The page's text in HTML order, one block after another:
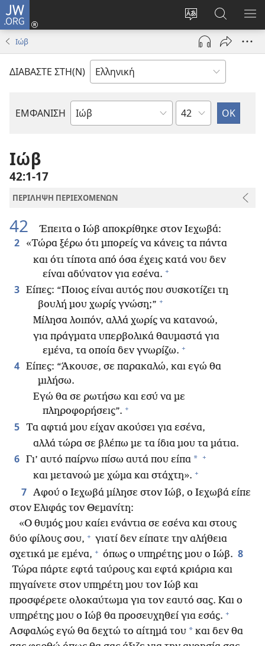
JW.ORG
Αλλαγή
γλώσσας
ιστότοπου
Σύνδεση
(ανοίγει
παράθυρο)
στο
JW.ORG
Ιώβ
ΔΙΑΒΑΣΤΕ ΣΤΗ(Ν)
ΕΜΦΑΝΙΣΗ
Βιβλίο
Κεφάλαιο
Ιώβ
42:1-17
ΠΕΡΙΛΗΨΗ ΠΕΡΙΕΧΟΜΕΝΩΝ
42 Έπειτα ο Ιώβ αποκρίθηκε στον Ιεχωβά:
2
«Τώρα ξέρω ότι μπορείς να κάνεις τα πάντα
και ότι τίποτα από όσα έχεις κατά νου δεν
είναι αδύνατον για εσένα. +
3 Είπες: “Ποιος είναι αυτός που συσκοτίζει τη
βουλή μου χωρίς γνώση;” +
Μίλησα λοιπόν, αλλά χωρίς να κατανοώ,
για πράγματα υπερβολικά θαυμαστά για
εμένα, τα οποία δεν γνωρίζω. +
4 Είπες: “Άκουσε, σε παρακαλώ, και εγώ θα
μιλήσω.
Εγώ θα σε ρωτήσω και εσύ να με
πληροφορήσεις”. +
5 Τα αφτιά μου είχαν ακούσει για εσένα,
αλλά τώρα σε βλέπω με τα ίδια μου τα μάτια.
6 Γι’ αυτό παίρνω πίσω αυτά που είπα * +
και μετανοώ με χώμα και στάχτη». +
7 Αφού ο Ιεχωβά μίλησε στον Ιώβ, ο Ιεχωβά είπε
στον Ελιφάς τον Θεμανίτη:
«Ο θυμός μου καίει ενάντια σε εσένα και στους
δύο φίλους σου, + γιατί δεν είπατε την αλήθεια
σχετικά με εμένα, + όπως ο υπηρέτης μου ο Ιώβ. 8
Τώρα πάρτε εφτά ταύρους και εφτά κριάρια και
πηγαίνετε στον υπηρέτη μου τον Ιώβ και
προσφέρετε ολοκαύτωμα για τον εαυτό σας. Και ο
υπηρέτης μου ο Ιώβ θα προσευχηθεί για εσάς. +
Ασφαλώς εγώ θα δεχτώ το αίτημά του * και δεν θα